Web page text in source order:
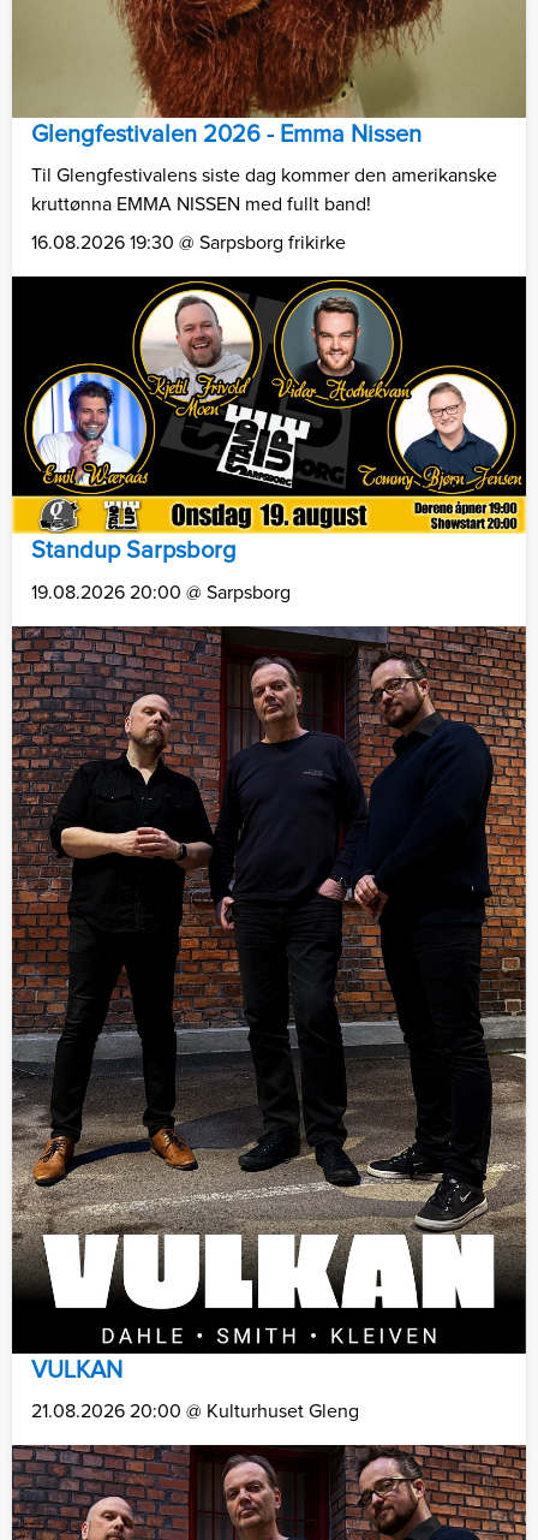
Glengfestivalen 2026 - Emma Nissen
Til Glengfestivalens siste dag kommer den amerikanske
kruttønna EMMA NISSEN med fullt band!
16.08.2026 19:30 @ Sarpsborg frikirke
Standup Sarpsborg
19.08.2026 20:00 @ Sarpsborg
VULKAN
21.08.2026 20:00 @ Kulturhuset Gleng